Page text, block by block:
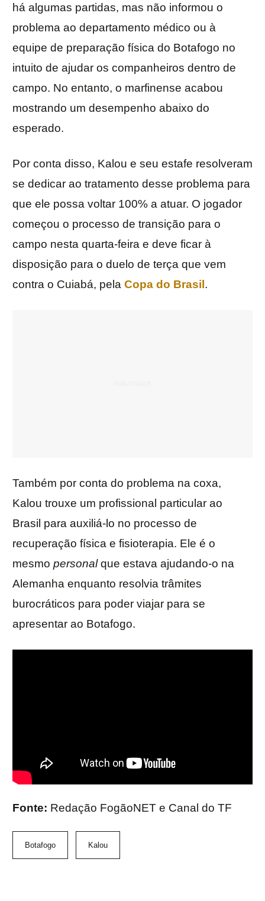
há algumas partidas, mas não informou o
problema ao departamento médico ou à
equipe de preparação física do Botafogo no
intuito de ajudar os companheiros dentro de
campo. No entanto, o marfinense acabou
mostrando um desempenho abaixo do
esperado.
Por conta disso, Kalou e seu estafe resolveram
se dedicar ao tratamento desse problema para
que ele possa voltar 100% a atuar. O jogador
começou o processo de transição para o
campo nesta quarta-feira e deve ficar à
disposição para o duelo de terça que vem
contra o Cuiabá, pela Copa do Brasil .
Também por conta do problema na coxa,
Kalou trouxe um profissional particular ao
Brasil para auxiliá-lo no processo de
recuperação física e fisioterapia. Ele é o
mesmo personalque estava ajudando-o na
Alemanha enquanto resolvia trâmites
burocráticos para poder viajar para se
apresentar ao Botafogo.
Fonte: Redação FogãoNET e Canal do TF
Botafogo Kalou